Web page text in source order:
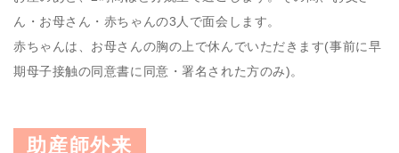
ん・お母さん・赤ちゃんの3人で面会します。
赤ちゃんは、お母さんの胸の上で休んでいただきます(事前に早
期母子接触の同意書に同意・署名された方のみ)。
助産師外来